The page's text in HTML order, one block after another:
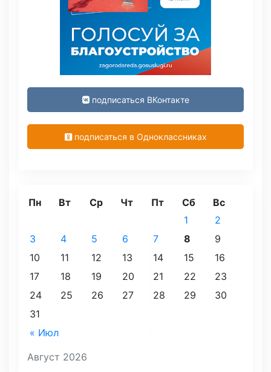
подписаться ВКонтакте
подписаться в Одноклассниках
Август 2026
Пн Вт Ср Чт Пт Сб Вс
« Июл
1
2
3
4 5 6 7 8
9
10
11 12 13 14 15
16
17
18 19 20 21 22
23
24
25 26 27 28 29
30
31